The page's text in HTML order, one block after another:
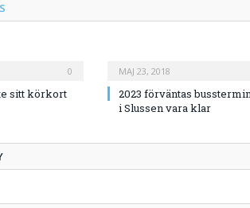
0
sitt körkort
MAJ 23, 2018
2023 förväntas
i Slussen vara klar